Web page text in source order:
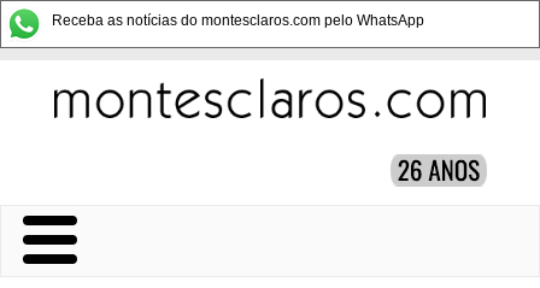
Receba as notícias do montesclaros.com pelo WhatsApp